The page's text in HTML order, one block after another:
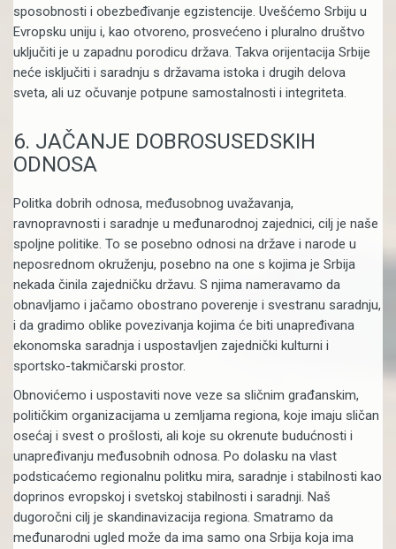
sposobnosti i obezbeđivanje egzistencije. Uvešćemo Srbiju u
Evropsku uniju i, kao otvoreno, prosvećeno i pluralno društvo
uključiti je u zapadnu porodicu država. Takva orijentacija Srbije
neće isključiti i saradnju s državama istoka i drugih delova
sveta, ali uz očuvanje potpune samostalnosti i integriteta.
6. JAČANJE DOBROSUSEDSKIH
ODNOSA
Politka dobrih odnosa, međusobnog uvažavanja,
ravnopravnosti i saradnje u međunarodnoj zajednici, cilj je naše
spoljne politike. To se posebno odnosi na države i narode u
neposrednom okruženju, posebno na one s kojima je Srbija
nekada činila zajedničku državu. S njima nameravamo da
obnavljamo i jačamo obostrano poverenje i svestranu saradnju,
i da gradimo oblike povezivanja kojima će biti unapređivana
ekonomska saradnja i uspostavljen zajednički kulturni i
sportsko-takmičarski prostor.
Obnovićemo i uspostaviti nove veze sa sličnim građanskim,
političkim organizacijama u zemljama regiona, koje imaju sličan
osećaj i svest o prošlosti, ali koje su okrenute budućnosti i
unapređivanju međusobnih odnosa. Po dolasku na vlast
podsticaćemo regionalnu politku mira, saradnje i stabilnosti kao
doprinos evropskoj i svetskoj stabilnosti i saradnji. Naš
dugoročni cilj je skandinavizacija regiona. Smatramo da
međunarodni ugled može da ima samo ona Srbija koja ima